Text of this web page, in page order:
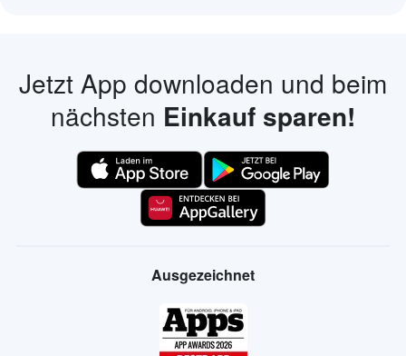
Jetzt App downloaden und beim
nächsten Einkauf sparen!
Ausgezeichnet